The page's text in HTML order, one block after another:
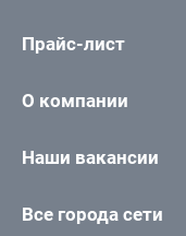
Прайс-лист
О компании
Наши вакансии
Все города сети